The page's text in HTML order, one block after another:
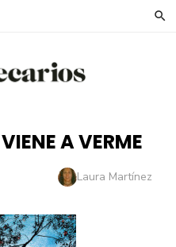
A VERME
Autor
Laura Martínez